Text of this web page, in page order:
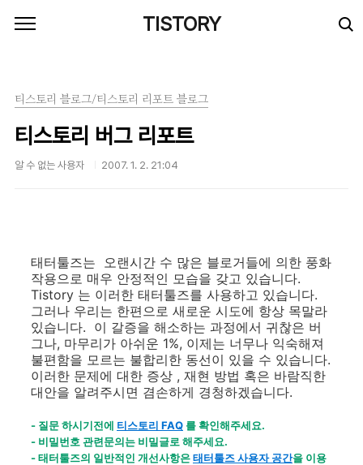
TISTORY
티스토리 블로그/티스토리 리포트 블로그
티스토리 버그 리포트
알 수 없는 사용자 2007. 1. 2. 21:04
태터툴즈는 오랜시간 수 많은 블로거들에 의한 풍화
작용으로 매우 안정적인 모습을 갖고 있습니다.
Tistory 는 이러한 태터툴즈를 사용하고 있습니다.
그러나 우리는 한편으로 새로운 시도에 항상 목말라
있습니다. 이 갈증을 해소하는 과정에서 귀찮은 버
그나, 마무리가 아쉬운 1%, 이제는 너무나 익숙해져
불편함을 모르는 불합리한 동선이 있을 수 있습니다.
이러한 문제에 대한 증상 , 재현 방법 혹은 바람직한
대안을 알려주시면 겸손하게 경청하겠습니다.
- 질문 하시기전에 티스토리 FAQ 를 확인해주세요.
- 비밀번호 관련문의는 비밀글로 해주세요.
- 태터툴즈의 일반적인 개선사항은태터툴즈 사용자 공간을 이용